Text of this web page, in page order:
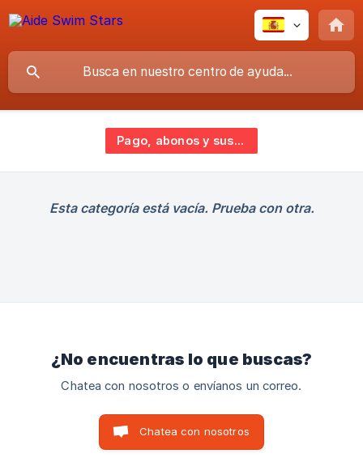
Pago, abonos y suscripciones
Esta categoría está vacía. Prueba con otra.
¿No encuentras lo que buscas?
Chatea con nosotros o envíanos un correo.
Chatea con nosotros